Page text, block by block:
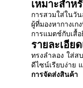
เหมาะสำห
การสวมใส่ในวั
ผู้ที่มองหากางเ
การแมตช์กับเสื้
รายละเอีย
ทรงลำลอง ใส่ส
ดีไซน์เรียบง่าย
การจัดส่งสินค้า